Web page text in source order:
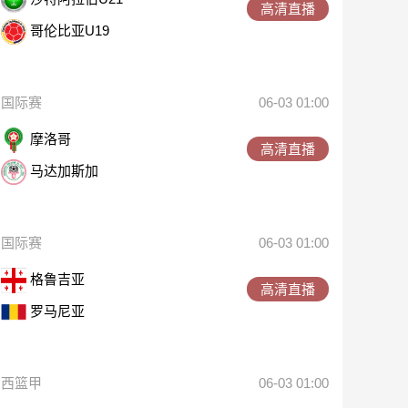
哥伦比亚U19
高清直播
国际赛 06-03 01:00
摩洛哥
马达加斯加
高清直播
国际赛 06-03 01:00
格鲁吉亚
罗马尼亚
高清直播
西篮甲 06-03 01:00